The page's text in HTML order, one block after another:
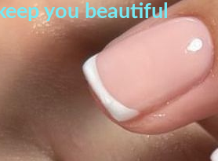
you beautiful